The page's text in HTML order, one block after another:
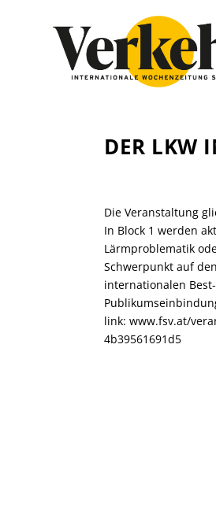
DER LKW
Die Veranstaltung
In Block 1 werden
Lärmproblematik
Schwerpunkt auf
internationalen
link: www.fsv.at/
4b39561691d5